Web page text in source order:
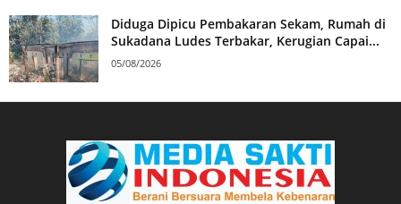
Diduga Dipicu Pembakaran Sekam, Rumah di
Sukadana Ludes Terbakar, Kerugian Capai...
05/08/2026